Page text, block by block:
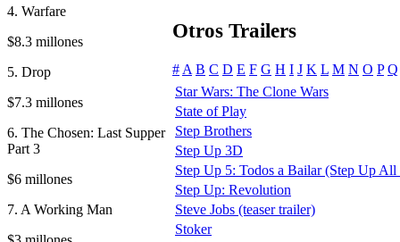
4. Warfare
$8.3 millones
5. Drop
$7.3 millones
6. The Chosen: Last Supper
Part 3
$6 millones
7. A Working Man
Otros Trailers
#A B C D E F G H I J K L M N O P Q
Star Wars: The Clone Wars
State of Play
Step Brothers
Step Up 3D
Step Up 5: Todos a Bailar (Step Up All
Step Up: Revolution
Steve Jobs (teaser trailer)
Stoker